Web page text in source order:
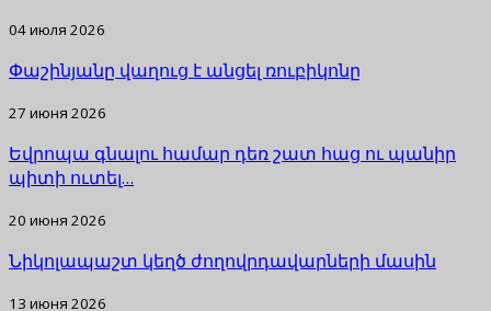
04 июля 2026
Փաշինյանը վաղուց է անցել ռուբիկոնը
27 июня 2026
Եվրոպա գնալու համար դեռ շատ հաց ու պանիր
պիտի ուտել…
20 июня 2026
Նիկոլապաշտ կեղծ ժողովրդավարների մասին
13 июня 2026